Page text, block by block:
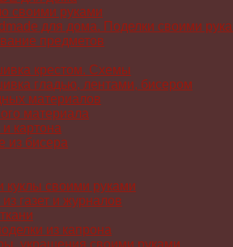
своими руками
для дома. Поделки своими
предметов
крестом. Схемы
гладью, лентами, бисером
материалов
материала
картона
из бисера
куклы своими руками
газет и журналов
из капрона
украшения своими руками